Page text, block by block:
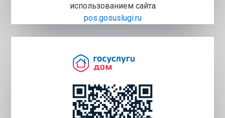
использованием сайта
pos.gosuslugi.ru